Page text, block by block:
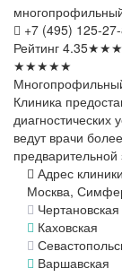
+7 (495) 125-
Рейтинг 4.35★★★
★★★★★
Клиника
диагностических
ведут врачи
предварительной
Адрес клиники
Москва,
Чертановская
Каховская
Варшавская